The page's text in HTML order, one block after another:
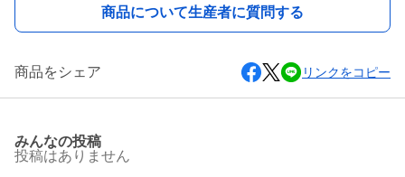
商品について生産者に質問する
商品をシェア リンクをコピー
みんなの投稿
投稿はありません